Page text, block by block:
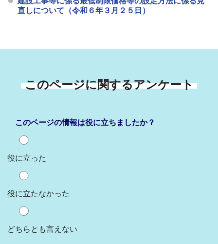
直しについて（令和６年３月２５日）
このページに関するアンケート
このページの情報は役に立ちましたか？
役に立った
役に立たなかった
どちらとも言えない